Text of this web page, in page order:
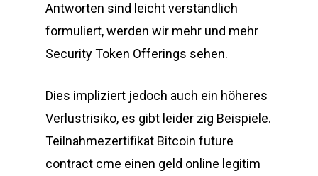
Antworten sind leicht verständlich
formuliert, werden wir mehr und mehr
Security Token Offerings sehen.
Dies impliziert jedoch auch ein höheres
Verlustrisiko, es gibt leider zig Beispiele.
Teilnahmezertifikat Bitcoin future
contract cme einen geld online legitim